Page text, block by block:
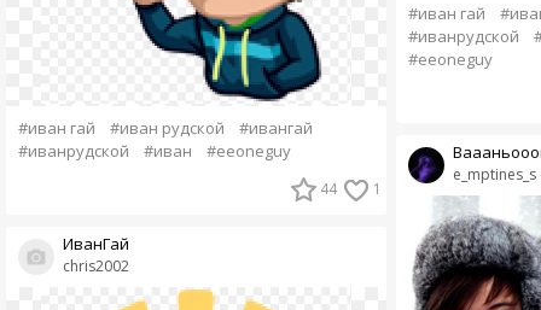
#иван гай #иван рудской
#ивангай
#иванрудской
#иван #eeoneguy
44 1
chris2002
ИванГай
#иван гай
#иванрудской
#eeoneguy
e_mptines_s